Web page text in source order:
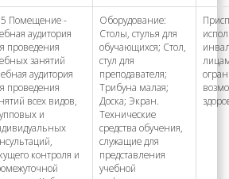
Помещение -
аудитория
проведения
занятий
аудитория
проведения
всех видов,
и
контроля и
Оборудование:
Столы, стулья для
обучающихся; Стол,
стул для
преподавателя;
Трибуна малая;
Доска; Экран.
Технические
средства обучения,
служащие для
представления
учебной